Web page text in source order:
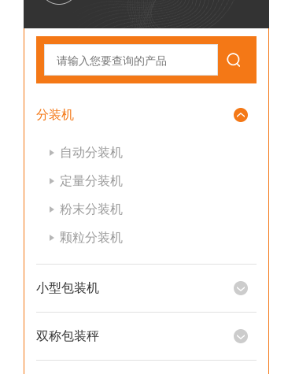
分装机
自动分装机
定量分装机
粉末分装机
颗粒分装机
小型包装机
双称包装秤